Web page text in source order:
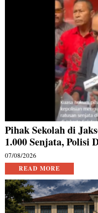
Pihak Sekolah di
1.000 Senjata, Polisi
07/08/2026
READ MORE